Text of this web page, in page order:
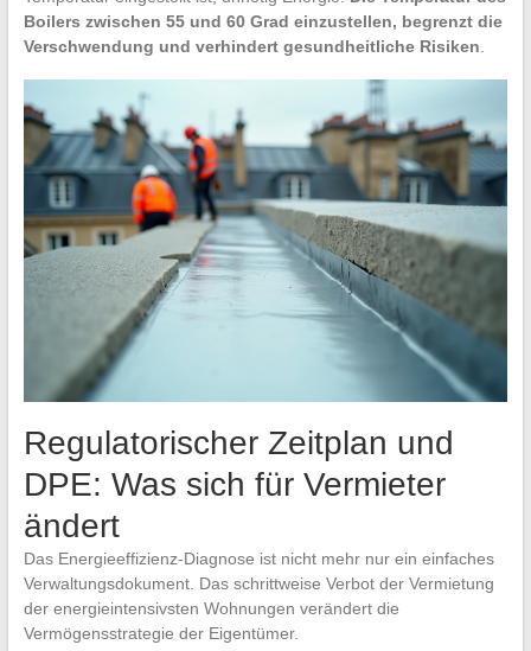
Boilers zwischen 55 und 60 Grad einzustellen, begrenzt die
Verschwendung und verhindert gesundheitliche Risiken
Regulatorischer Zeitplan und
DPE: Was sich für Vermieter
ändert
Das Energieeffizienz-Diagnose ist nicht mehr nur ein einfaches
Verwaltungsdokument. Das schrittweise Verbot der Vermietung
der energieintensivsten Wohnungen verändert die
Vermögensstrategie der Eigentümer.